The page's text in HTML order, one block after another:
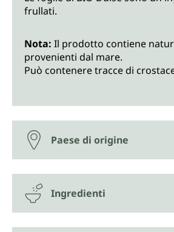
frullati.
Nota: Il prodotto contiene
provenienti dal mare.
Può contenere tracce di
Paese di origine
Ingredienti